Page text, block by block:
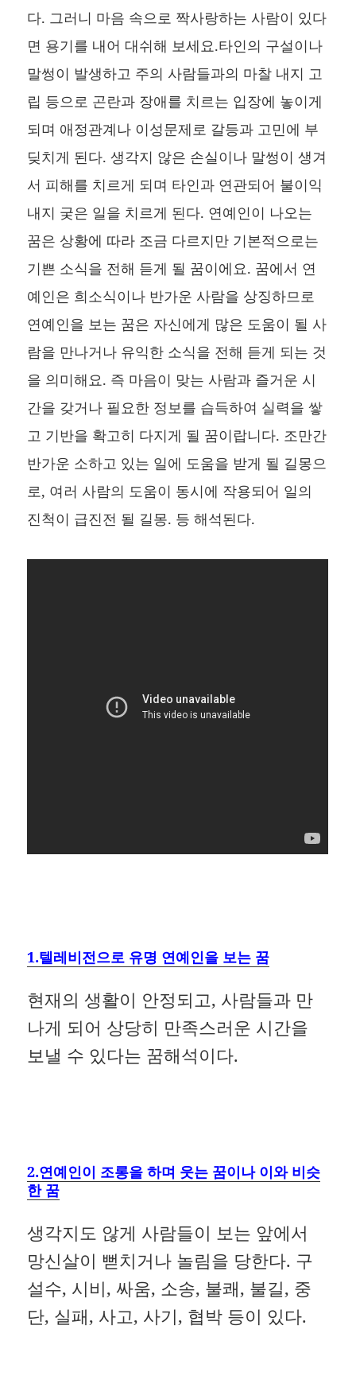
다. 그러니 마음 속으로 짝사랑하는 사람이 있다
면 용기를 내어 대쉬해 보세요.타인의 구설이나
말썽이 발생하고 주의 사람들과의 마찰 내지 고
립 등으로 곤란과 장애를 치르는 입장에 놓이게
되며 애정관계나 이성문제로 갈등과 고민에 부
딪치게 된다. 생각지 않은 손실이나 말썽이 생겨
서 피해를 치르게 되며 타인과 연관되어 불이익
내지 궂은 일을 치르게 된다. 연예인이 나오는
꿈은 상황에 따라 조금 다르지만 기본적으로는
기쁜 소식을 전해 듣게 될 꿈이에요. 꿈에서 연
예인은 희소식이나 반가운 사람을 상징하므로
연예인을 보는 꿈은 자신에게 많은 도움이 될 사
람을 만나거나 유익한 소식을 전해 듣게 되는 것
을 의미해요. 즉 마음이 맞는 사람과 즐거운 시
간을 갖거나 필요한 정보를 습득하여 실력을 쌓
고 기반을 확고히 다지게 될 꿈이랍니다. 조만간
반가운 소하고 있는 일에 도움을 받게 될 길몽으
로, 여러 사람의 도움이 동시에 작용되어 일의
진척이 급진전 될 길몽. 등 해석된다.
1.텔레비전으로 유명 연예인을 보는 꿈
현재의 생활이 안정되고, 사람들과 만
나게 되어 상당히 만족스러운 시간을
보낼 수 있다는 꿈해석이다.
2.연예인이 조롱을 하며 웃는 꿈이나 이와 비슷
한 꿈
생각지도 않게 사람들이 보는 앞에서
망신살이 뻗치거나 놀림을 당한다. 구
설수, 시비, 싸움, 소송, 불쾌, 불길, 중
단, 실패, 사고, 사기, 협박 등이 있다.